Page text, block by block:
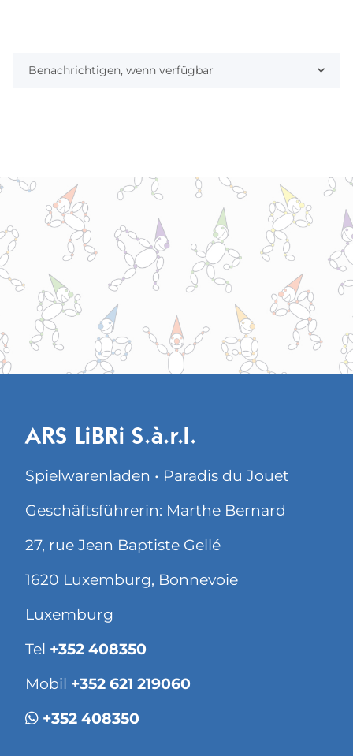
Benachrichtigen, wenn verfügbar
ARS LiBRi S.à.r.l.
Spielwarenladen • Paradis du Jouet
Geschäftsführerin: Marthe Bernard
27, rue Jean Baptiste Gellé
1620 Luxemburg, Bonnevoie
Luxemburg
Tel +352 408350
Mobil +352 621 219060
+352 408350